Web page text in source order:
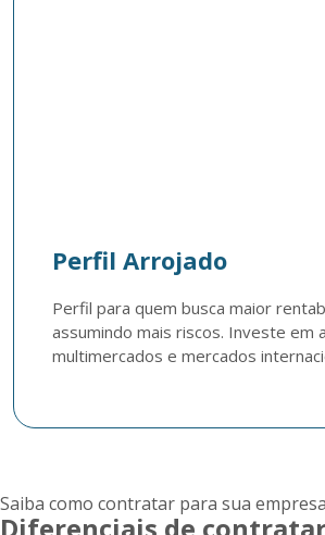
Perfil Arrojado
Perfil para quem busca maior
assumindo mais riscos. Investe em
multimercados e mercados
Saiba como contratar para sua empresa